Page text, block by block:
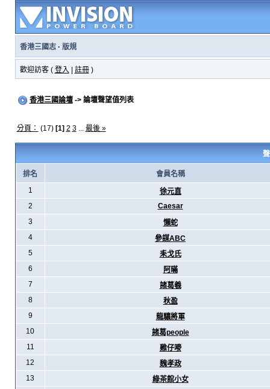
香港三國志· 版規
歡迎訪客 ( 登入 註冊)
香港三國論壇-> 論壇聲望值列表
分頁： (17) [1] 2 3... 最後 »
排名
會員名稱
1
徐元直
2
Caesar
3
懶蛇
4
參謀ABC
5
耒戈氏
6
阿暪
7
諸葛羲
8
秋盈
9
龍驤將軍
10
諸葛people
11
雞仔嘜
12
魏孝政
13
綠茶館小女